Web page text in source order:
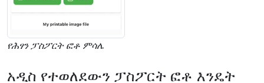
የሕፃን ፓስፖርት ፎቶ ምሳሌ
አዲስ የተወለደውን ፓስፖርት ፎቶ እንዴት